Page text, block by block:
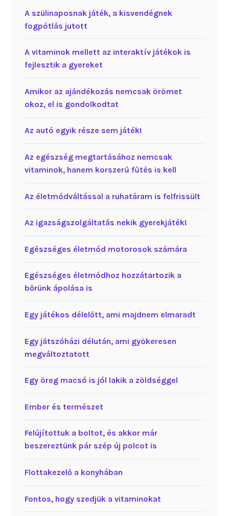
A szülinaposnak játék, a kisvendégnek
fogpótlás jutott
A vitaminok mellett az interaktív játékok is
fejlesztik a gyereket
Amikor az ajándékozás nemcsak örömet
okoz, el is gondolkodtat
Az autó egyik része sem játék!
Az egészség megtartásához nemcsak
vitaminok, hanem korszerű fűtés is kell
Az életmódváltással a ruhatáram is felfrissült
Az igazságszolgáltatás nekik gyerekjáték!
Egészséges életmód motorosok számára
Egészséges életmódhoz hozzátartozik a
bőrünk ápolása is
Egy játékos délelőtt, ami majdnem elmaradt
Egy játszóházi délután, ami gyökeresen
megváltoztatott
Egy öreg macsó is jól lakik a zöldséggel
Ember és természet
Felújítottuk a boltot, és akkor már
beszereztünk pár szép új polcot is
Flottakezelő a konyhában
Fontos, hogy szedjük a vitaminokat